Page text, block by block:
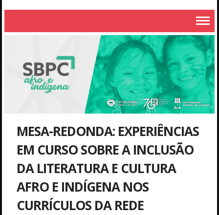
MESA-REDONDA: EXPERIÊNCIAS
EM CURSO SOBRE A INCLUSÃO
DA LITERATURA E CULTURA
AFRO E INDÍGENA NOS
CURRÍCULOS DA REDE